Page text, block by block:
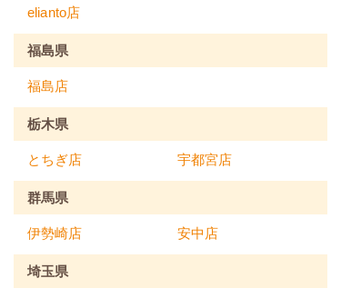
elianto店
福島県
福島店
栃木県
とちぎ店 宇都宮店
群馬県
伊勢崎店 安中店
埼玉県